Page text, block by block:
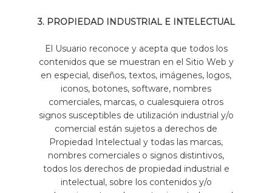
3. PROPIEDAD INDUSTRIAL E INTELECTUAL
El Usuario reconoce y acepta que todos los
contenidos que se muestran en el Sitio Web y
en especial, diseños, textos, imágenes, logos,
iconos, botones, software, nombres
comerciales, marcas, o cualesquiera otros
signos susceptibles de utilización industrial y/o
comercial están sujetos a derechos de
Propiedad Intelectual y todas las marcas,
nombres comerciales o signos distintivos,
todos los derechos de propiedad industrial e
intelectual, sobre los contenidos y/o